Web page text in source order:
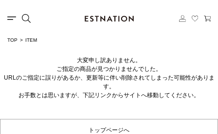
TOP ITEM
大変申し訳ありません。
ご指定の商品が見つかりませんでした。
URLのご指定に誤りがあるか、更新等に伴い削除されてしまった可能性がありま
す。
お手数とは思いますが、下記リンクからサイトへ移動してください。
トップページへ